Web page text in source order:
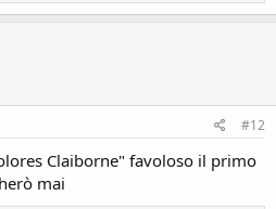
#12
Claiborne" favoloso il primo
mai